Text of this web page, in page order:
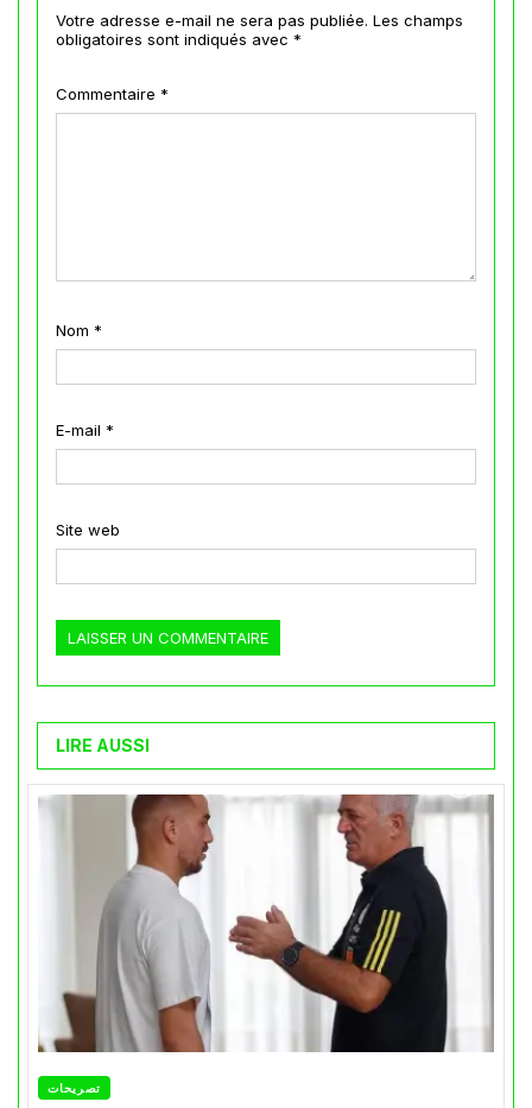
Votre adresse e-mail ne sera pas publiée. Les champs
obligatoires sont indiqués avec *
Commentaire *
Nom *
E-mail *
Site web
LIRE AUSSI
تصريحات